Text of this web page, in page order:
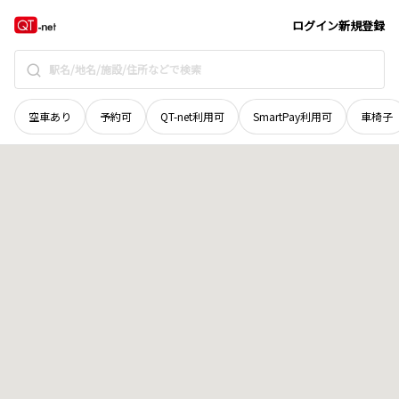
ログイン新規登録
空車あり 予約可 QT-net利用可 SmartPay利用可 車椅子
奈良県